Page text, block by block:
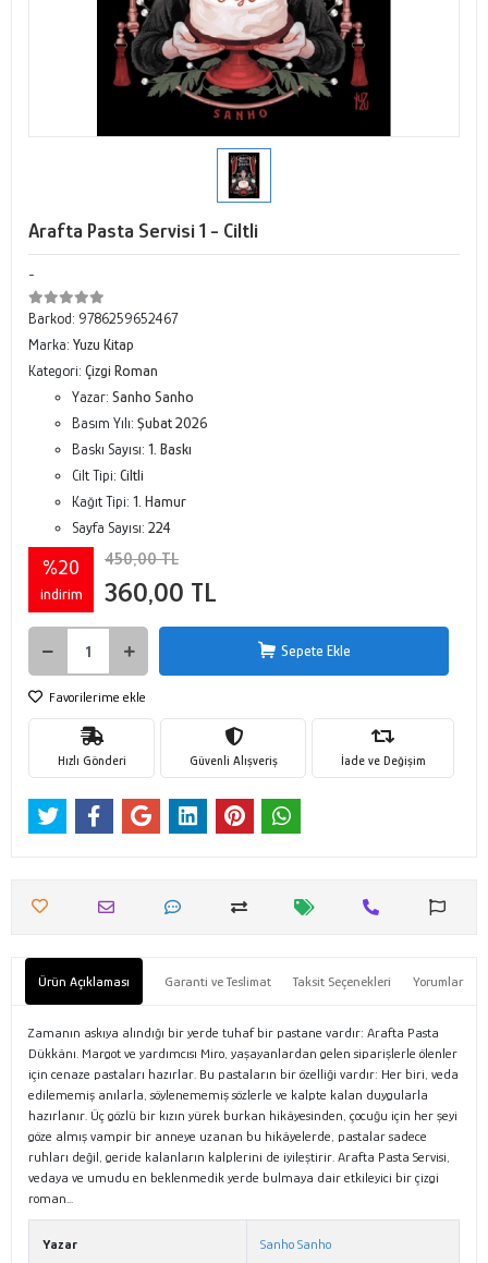
Arafta Pasta Servisi 1 - Ciltli
-
Barkod: 9786259652467
Marka: Yuzu Kitap
Kategori: Çizgi Roman
Yazar: Sanho Sanho
Basım Yılı: Şubat 2026
Baskı Sayısı: 1. Baskı
Cilt Tipi: Ciltli
Kağıt Tipi: 1. Hamur
Sayfa Sayısı: 224
%20
indirim
450,00 TL
360,00 TL
Sepete Ekle
Favorilerime ekle
Hızlı Gönderi Güvenli Alışveriş İade ve Değişim
Ürün Açıklaması Garanti ve Teslimat Taksit Seçenekleri Yorumlar
Zamanın askıya alındığı bir yerde tuhaf bir pastane vardır: Arafta Pasta
Dükkânı. Margot ve yardımcısı Miro, yaşayanlardan gelen siparişlerle ölenler
için cenaze pastaları hazırlar. Bu pastaların bir özelliği vardır: Her biri, veda
edilememiş anılarla, söylenememiş sözlerle ve kalpte kalan duygularla
hazırlanır. Üç gözlü bir kızın yürek burkan hikâyesinden, çocuğu için her şeyi
göze almış vampir bir anneye uzanan bu hikâyelerde, pastalar sadece
ruhları değil, geride kalanların kalplerini de iyileştirir. Arafta Pasta Servisi,
vedaya ve umudu en beklenmedik yerde bulmaya dair etkileyici bir çizgi
roman...
Yazar Sanho Sanho